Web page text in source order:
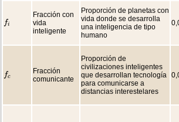
fi
fi
Fracción con
vida
inteligente
Proporción de planetas con
vida donde se desarrolla
una inteligencia de tipo
humano
fc
fc
Fracción
comunicante
Proporción de
civilizaciones inteligentes
que desarrollan tecnología
para comunicarse a
distancias interestelares